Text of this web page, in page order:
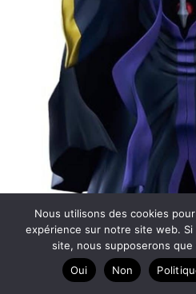
Avis : statuette Pop Up
Nous utilisons des cookies
expérience sur notre site web.
site, nous supposerons
Oui
Non